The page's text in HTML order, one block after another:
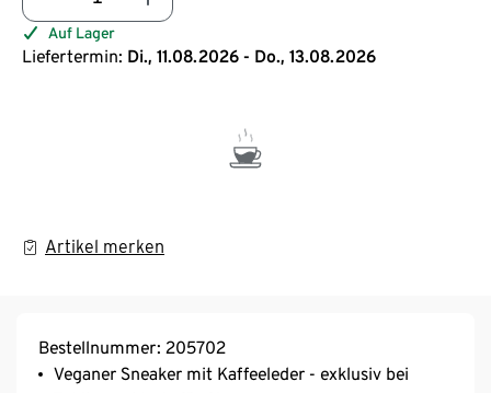
Auf Lager
Liefertermin: Di., 11.08.2026 - Do., 13.08.2026
Artikel merken
Bestellnummer: 205702
Veganer Sneaker mit Kaffeeleder - exklusiv bei